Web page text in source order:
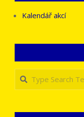
Kalendář akcí
Search